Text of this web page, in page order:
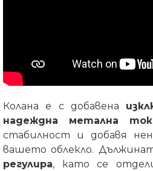
Колана е с добавена
надеждна метална
стабилност и добавя
вашето облекло.
регулира, като се